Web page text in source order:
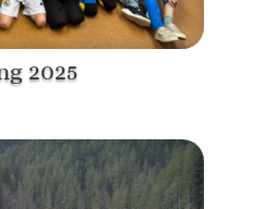
2025